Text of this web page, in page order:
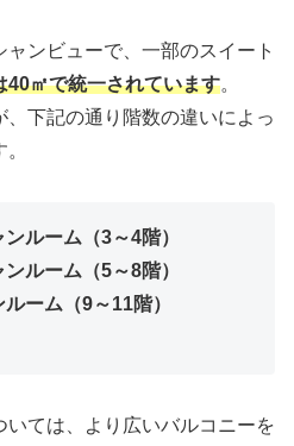
ンビューで、一部のスイート
40㎡で統一されています。
、下記の通り階数の違いによっ
ルーム（3～4階）
ルーム（5～8階）
ーム（9～11階）
いては、より広いバルコニーを